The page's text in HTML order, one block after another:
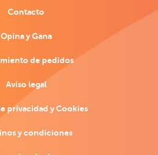
Contacto
Opina y Gana
de pedidos
Aviso legal
privacidad y Cookies
y condiciones